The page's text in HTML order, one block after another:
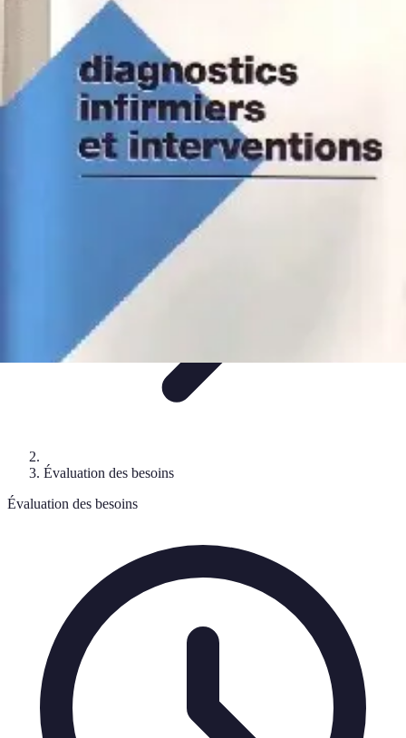
Infirmiers à Domicile
Pratiques et erreurs
Choix de l'infirmier
InnovationCommunication et Pratiques
Infirmiers à Domicile
Évaluation des besoins
Évaluation des besoins